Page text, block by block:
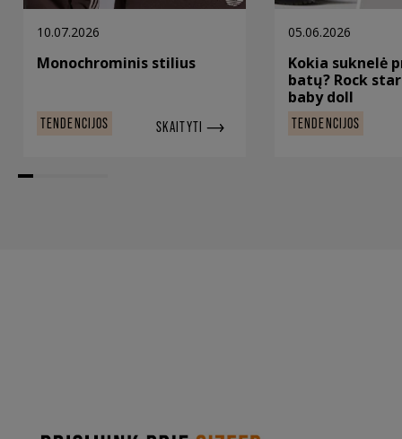
10.07.2026
Monochrominis stilius
TENDENCIJOS SKAITYTI
05.06.2026
Kokia suknelė
batų? Rock
baby doll
TENDENCIJOS